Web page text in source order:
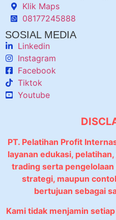
Klik Maps
08177245888
SOSIAL MEDIA
Linkedin
Instagram
Facebook
Tiktok
Youtube
PT. Pelatihan Profit
layanan edukasi,
trading serta
strategi, maupun
bertujuan sebagai
Kami tidak menjamin